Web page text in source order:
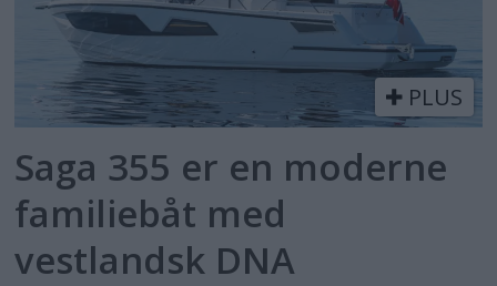
PLUS
Saga 355 er en moderne
familiebåt med
vestlandsk DNA